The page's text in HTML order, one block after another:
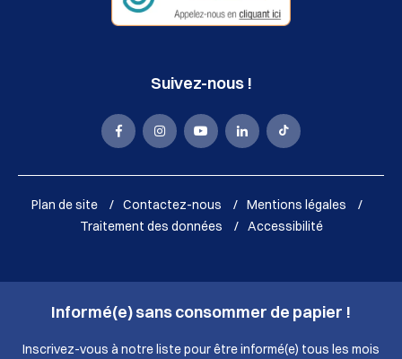
Suivez-nous !
La
Sassenage
Facebook
(nouvelle
fenêtre)
La
Sassenage
Instagram
(nouvelle
fenêtre)
La
Sassenage
Youtube
(nouvelle
fenêtre)
La
Sassenage
LinkedIn
(nouvelle
fenêtre)
La
Sassenage
Tik
Tok
(nouvelle
Plan de site Contactez-nous
Mentions légales
Traitement des données
Accessibilité
Informé(e) sans consommer de papier !
Inscrivez-vous à notre liste pour être informé(e) tous les mois